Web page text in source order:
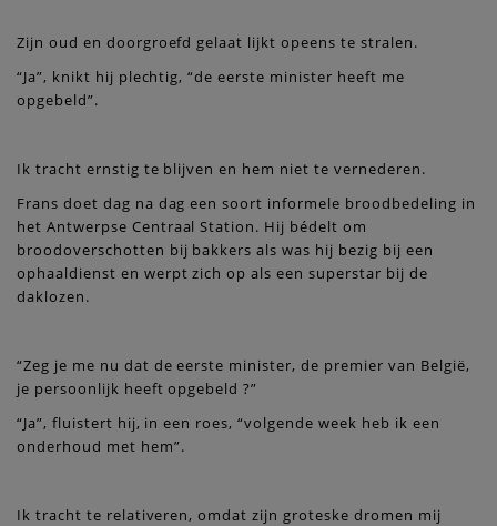
Zijn oud en doorgroefd gelaat lijkt opeens te stralen.
“Ja”, knikt hij plechtig, “de eerste minister heeft me
opgebeld”.
Ik tracht ernstig te blijven en hem niet te vernederen.
Frans doet dag na dag een soort informele broodbedeling in
het Antwerpse Centraal Station. Hij bédelt om
broodoverschotten bij bakkers als was hij bezig bij een
ophaaldienst en werpt zich op als een superstar bij de
daklozen.
“Zeg je me nu dat de eerste minister, de premier van België,
je persoonlijk heeft opgebeld ?”
“Ja”, fluistert hij, in een roes, “volgende week heb ik een
onderhoud met hem”.
Ik tracht te relativeren, omdat zijn groteske dromen mij